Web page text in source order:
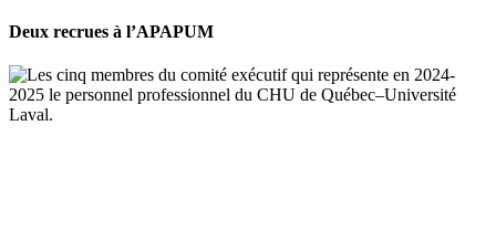
Deux recrues à l’APAPUM